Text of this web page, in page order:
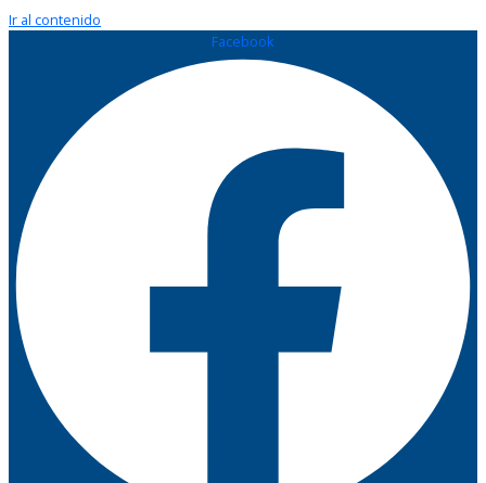
Ir al contenido
Facebook